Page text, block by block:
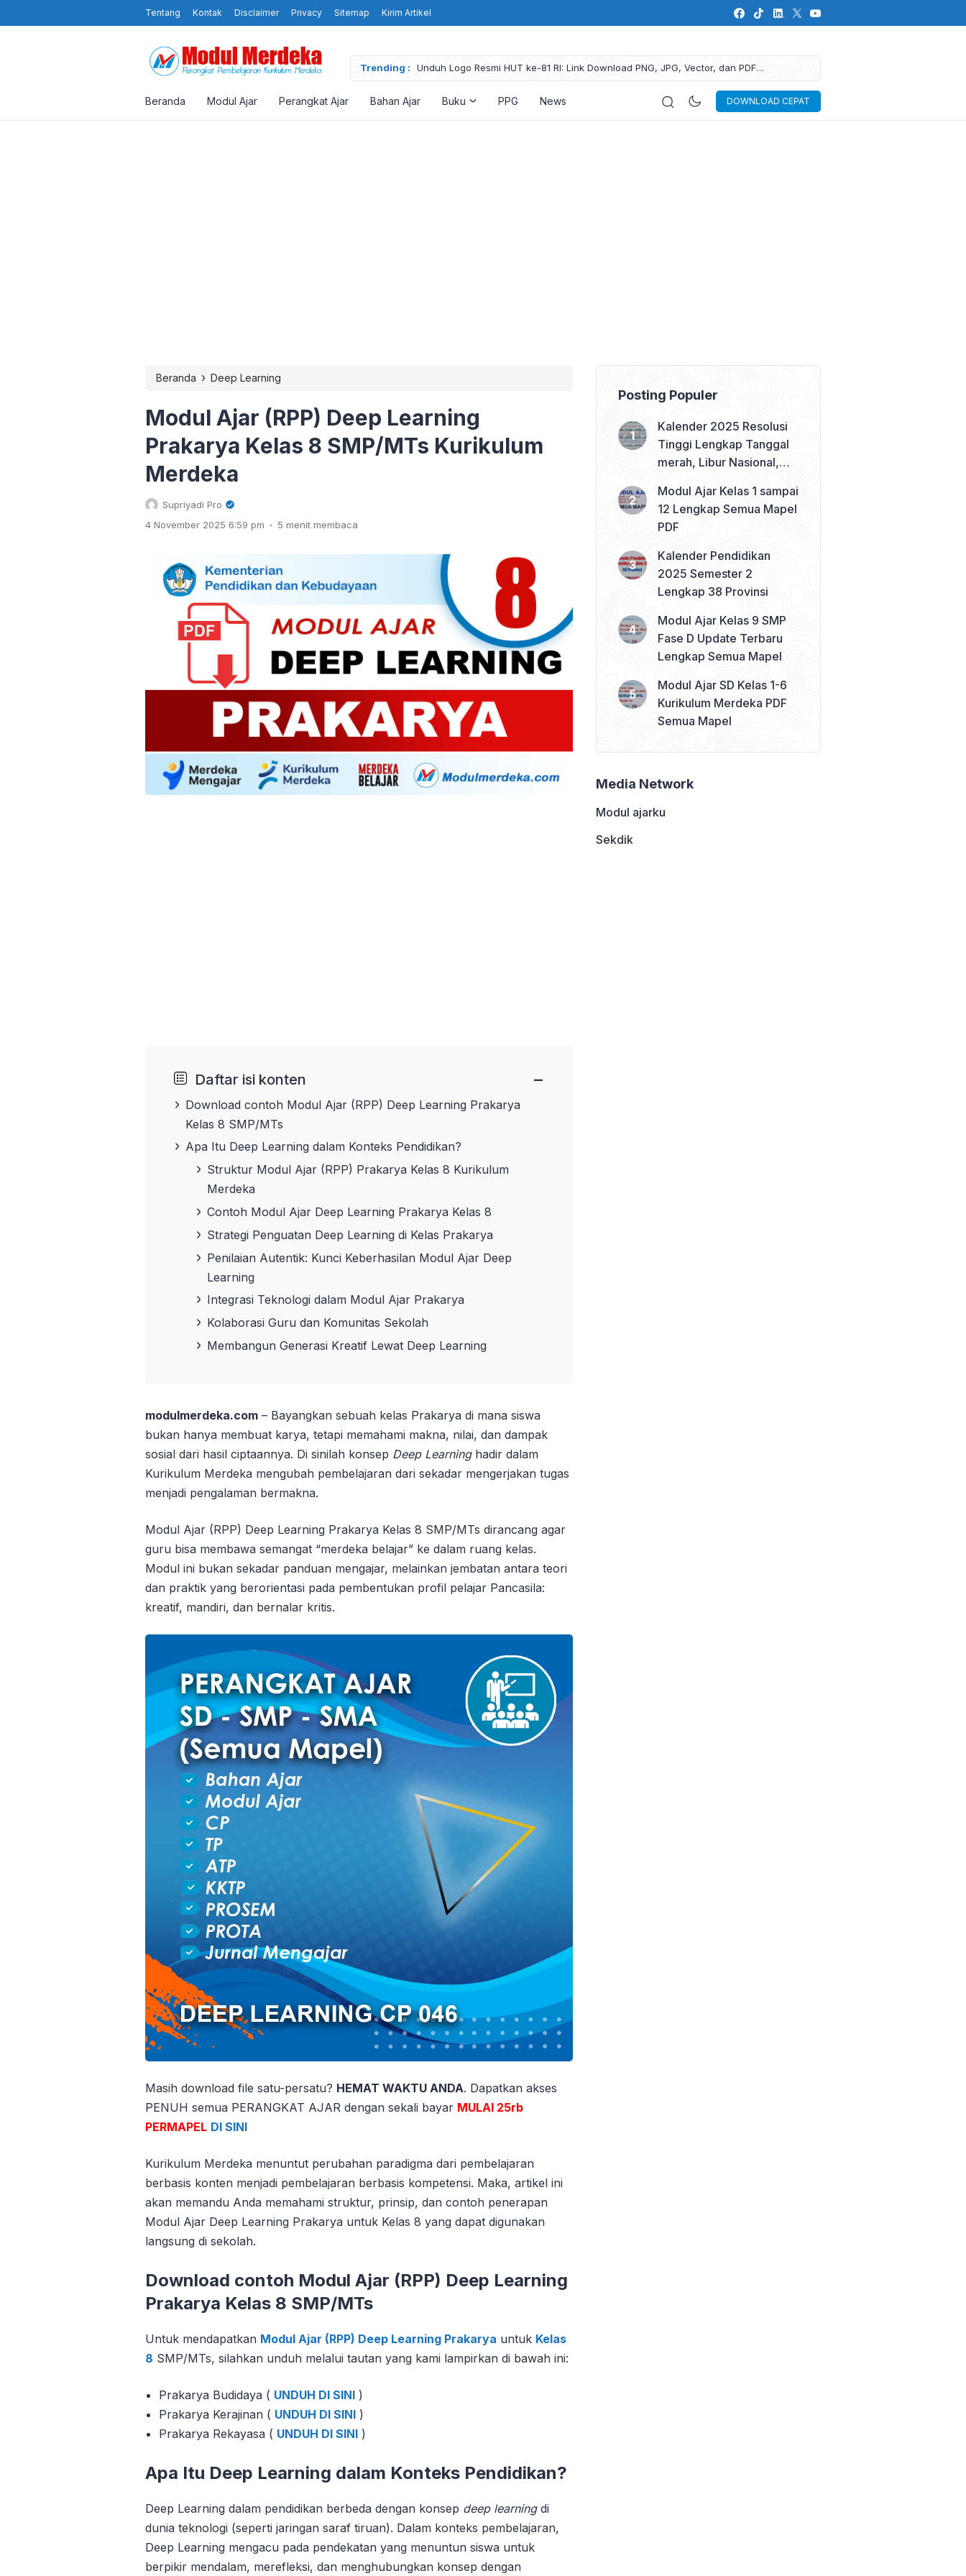
Tentang Kontak Disclaimer Privacy Sitemap Kirim Artikel
Trending :
Unduh Logo Resmi HUT ke-81 RI: Link Download PNG, JPG, Vector, dan PDF
High Resolution
DOWNLOAD CEPAT
Beranda Modul Ajar Perangkat Ajar Bahan Ajar Buku PPG News
Beranda › Deep Learning
Modul Ajar (RPP) Deep Learning
Prakarya Kelas 8 SMP/MTs Kurikulum
Merdeka
Supriyadi Pro
4 November 2025 6:59 pm . 5 menit membaca
Daftar isi konten −
Download contoh Modul Ajar (RPP) Deep Learning Prakarya
Kelas 8 SMP/MTs
Apa Itu Deep Learning dalam Konteks Pendidikan?
Struktur Modul Ajar (RPP) Prakarya Kelas 8 Kurikulum
Merdeka
Contoh Modul Ajar Deep Learning Prakarya Kelas 8
Strategi Penguatan Deep Learning di Kelas Prakarya
Penilaian Autentik: Kunci Keberhasilan Modul Ajar Deep
Learning
Integrasi Teknologi dalam Modul Ajar Prakarya
Kolaborasi Guru dan Komunitas Sekolah
Membangun Generasi Kreatif Lewat Deep Learning
modulmerdeka.com – Bayangkan sebuah kelas Prakarya di mana siswa
bukan hanya membuat karya, tetapi memahami makna, nilai, dan dampak
sosial dari hasil ciptaannya. Di sinilah konsep Deep Learninghadir dalam
Kurikulum Merdeka mengubah pembelajaran dari sekadar mengerjakan tugas
menjadi pengalaman bermakna.
Modul Ajar (RPP) Deep Learning Prakarya Kelas 8 SMP/MTs dirancang agar
guru bisa membawa semangat “merdeka belajar” ke dalam ruang kelas.
Modul ini bukan sekadar panduan mengajar, melainkan jembatan antara teori
dan praktik yang berorientasi pada pembentukan profil pelajar Pancasila:
kreatif, mandiri, dan bernalar kritis.
Masih download file satu-persatu? HEMAT WAKTU ANDA. Dapatkan akses
PENUH semua PERANGKAT AJAR dengan sekali bayar MULAI 25rb
PERMAPEL DI SINI
Kurikulum Merdeka menuntut perubahan paradigma dari pembelajaran
berbasis konten menjadi pembelajaran berbasis kompetensi. Maka, artikel ini
akan memandu Anda memahami struktur, prinsip, dan contoh penerapan
Modul Ajar Deep Learning Prakarya untuk Kelas 8 yang dapat digunakan
langsung di sekolah.
Download contoh Modul Ajar (RPP) Deep Learning
Prakarya Kelas 8 SMP/MTs
Untuk mendapatkan Modul Ajar (RPP) Deep Learning Prakarya untuk Kelas
8 SMP/MTs, silahkan unduh melalui tautan yang kami lampirkan di bawah ini:
Prakarya Budidaya ( UNDUH DI SINI )
Prakarya Kerajinan ( UNDUH DI SINI )
Prakarya Rekayasa ( UNDUH DI SINI )
Apa Itu Deep Learning dalam Konteks Pendidikan?
Deep Learning dalam pendidikan berbeda dengan konsep deep learningdi
dunia teknologi (seperti jaringan saraf tiruan). Dalam konteks pembelajaran,
Deep Learning mengacu pada pendekatan yang menuntun siswa untuk
berpikir mendalam, merefleksi, dan menghubungkan konsep dengan
Posting Populer
Kalender 2025 Resolusi
Tinggi Lengkap Tanggal
merah, Libur Nasional,
Modul Ajar Kelas 1 sampai
12 Lengkap Semua Mapel
PDF
Kalender Pendidikan
2025 Semester 2
Lengkap 38 Provinsi
Modul Ajar Kelas 9 SMP
Fase D Update Terbaru
Lengkap Semua Mapel
Modul Ajar SD Kelas 1-6
Kurikulum Merdeka PDF
Semua Mapel
Media Network
Modul ajarku
Sekdik